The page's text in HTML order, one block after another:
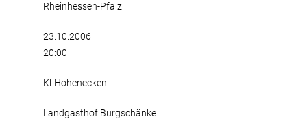
Rheinhessen-Pfalz
23.10.2006
20:00
Kl-Hohenecken
Landgasthof Burgschänke